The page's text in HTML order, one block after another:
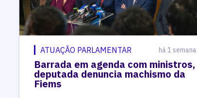
ATUAÇÃO PARLAMENTAR há 1 semana
Barrada em agenda com ministros,
deputada denuncia machismo da
Fiems